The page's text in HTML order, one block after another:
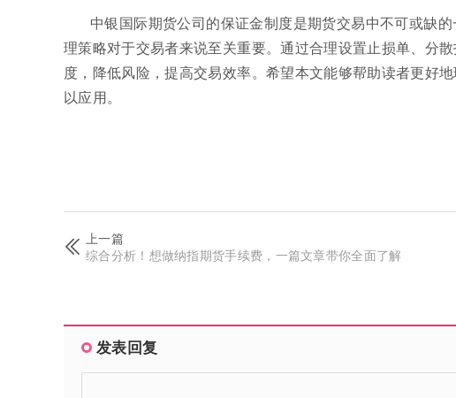
中银国际期货公司的保证金制度是期货交易中不可或缺
理策略对于交易者来说至关重要。通过合理设置止损单、分
度，降低风险，提高交易效率。希望本文能够帮助读者更好
以应用。
上一篇
综合分析！想做纳指期货手续费，一篇文章带你全面了解
发表回复